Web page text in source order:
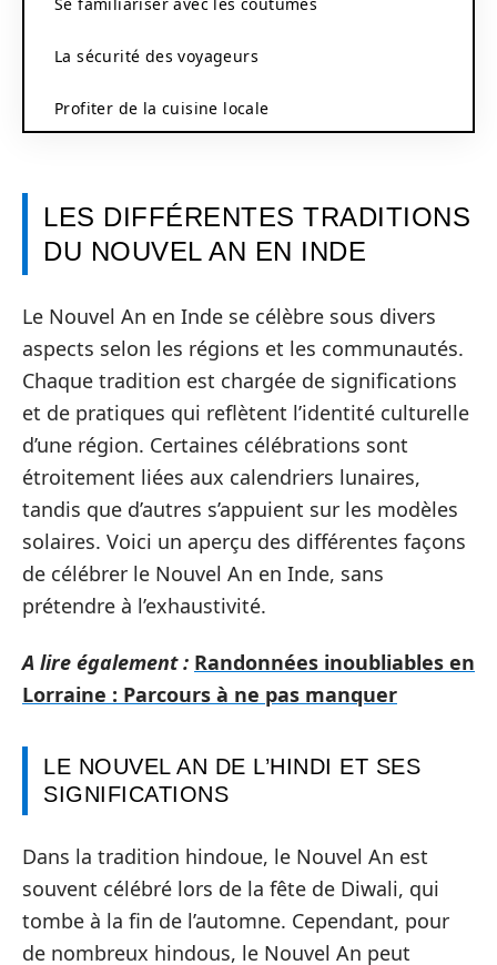
La sécurité des voyageurs
Profiter de la cuisine locale
LES DIFFÉRENTES TRADITIONS
DU NOUVEL AN EN INDE
Le Nouvel An en Inde se célèbre sous divers
aspects selon les régions et les communautés.
Chaque tradition est chargée de significations
et de pratiques qui reflètent l’identité culturelle
d’une région. Certaines célébrations sont
étroitement liées aux calendriers lunaires,
tandis que d’autres s’appuient sur les modèles
solaires. Voici un aperçu des différentes façons
de célébrer le Nouvel An en Inde, sans
prétendre à l’exhaustivité.
A lire également : Randonnées inoubliables en
Lorraine : Parcours à ne pas manquer
LE NOUVEL AN DE L’HINDI ET SES
SIGNIFICATIONS
Dans la tradition hindoue, le Nouvel An est
souvent célébré lors de la fête de Diwali, qui
tombe à la fin de l’automne. Cependant, pour
de nombreux hindous, le Nouvel An peut